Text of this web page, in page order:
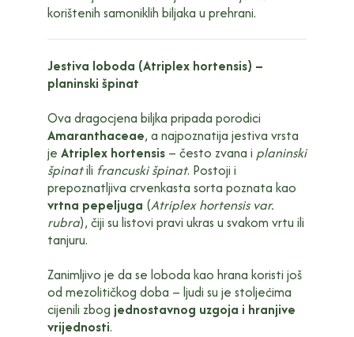
korištenih samoniklih biljaka u prehrani.
Jestiva loboda (Atriplex hortensis) –
planinski špinat
Ova dragocjena biljka pripada porodici
Amaranthaceae, a najpoznatija jestiva vrsta
je Atriplex hortensis– često zvana i planinski
špinatili francuski špinat. Postoji i
prepoznatljiva crvenkasta sorta poznata kao
vrtna pepeljuga (Atriplex hortensis var.
rubra), čiji su listovi pravi ukras u svakom vrtu ili
tanjuru.
Zanimljivo je da se loboda kao hrana koristi još
od mezolitičkog doba – ljudi su je stoljećima
cijenili zbog jednostavnog uzgoja i hranjive
vrijednosti.